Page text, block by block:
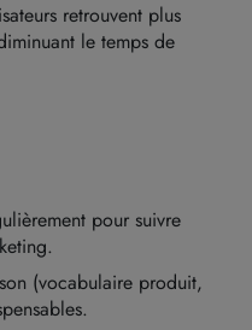
retrouvent plus
le temps de
pour suivre
(vocabulaire produit,